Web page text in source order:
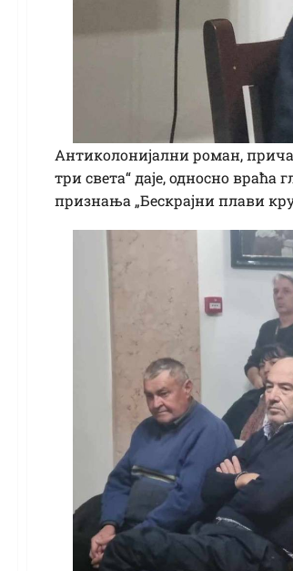
Антиколонијални роман,
три света“ даје, односно
признања „Бескрајни плави